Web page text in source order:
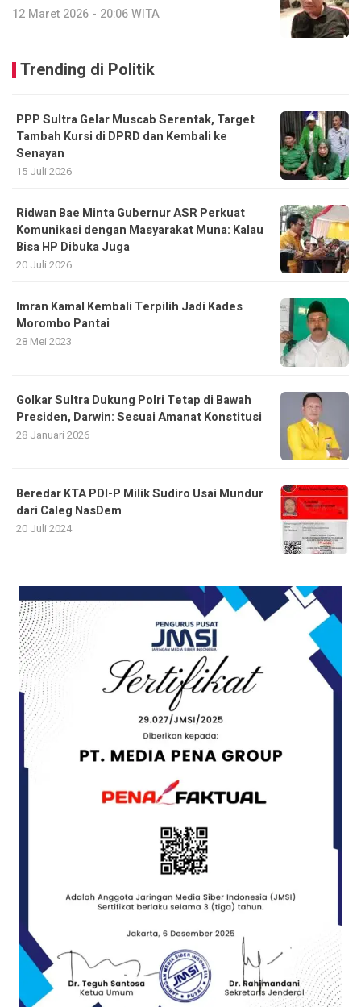
12 Maret 2026 - 20:06 WITA
Trending di Politik
PPP Sultra Gelar Muscab Serentak, Target
Tambah Kursi di DPRD dan Kembali ke
Senayan
15 Juli 2026
Ridwan Bae Minta Gubernur ASR Perkuat
Komunikasi dengan Masyarakat Muna: Kalau
Bisa HP Dibuka Juga
20 Juli 2026
Imran Kamal Kembali Terpilih Jadi Kades
Morombo Pantai
28 Mei 2023
Golkar Sultra Dukung Polri Tetap di Bawah
Presiden, Darwin: Sesuai Amanat Konstitusi
28 Januari 2026
Beredar KTA PDI-P Milik Sudiro Usai Mundur
dari Caleg NasDem
20 Juli 2024